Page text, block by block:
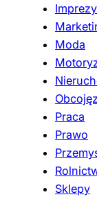
Imprezy
Moda
Praca
Prawo
Sklepy